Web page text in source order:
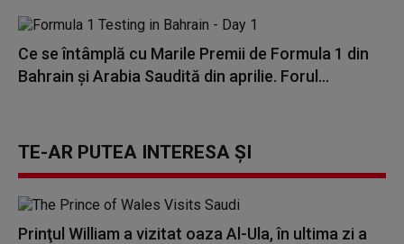
Ce se întâmplă cu Marile Premii de Formula 1 din
Bahrain şi Arabia Saudită din aprilie. Forul...
TE-AR PUTEA INTERESA ȘI
Prinţul William a vizitat oaza Al-Ula, în ultima zi a